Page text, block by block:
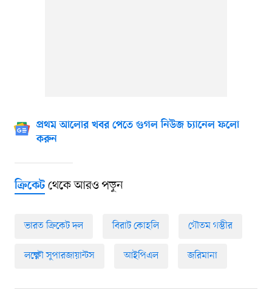
প্রথম আলোর খবর পেতে গুগল নিউজ চ্যানেল ফলো
করুন
ক্রিকেটথেকে আরও পড়ুন
ভারত ক্রিকেট দল বিরাট কোহলি গৌতম গম্ভীর
লক্ষ্ণৌ সুপারজায়ান্টস আইপিএল জরিমানা